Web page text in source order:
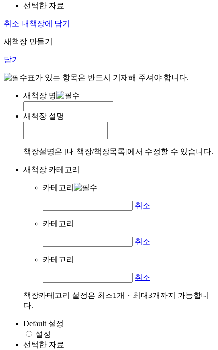
선택한 자료
취소 내책장에 담기
새책장 만들기
닫기
표가 있는 항목은 반드시 기재해 주셔야 합니다.
새책장 명
새책장 설명
책장설명은 [내 책장/책장목록]에서 수정할 수 있습니다.
새책장 카테고리
카테고리
취소
카테고리
취소
카테고리
취소
책장카테고리 설정은 최소1개 ~ 최대3개까지 가능합니
다.
Default 설정
설정
선택한 자료